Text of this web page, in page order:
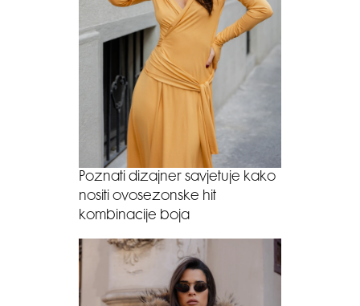
Poznati dizajner savjetuje kako
nositi ovosezonske hit
kombinacije boja